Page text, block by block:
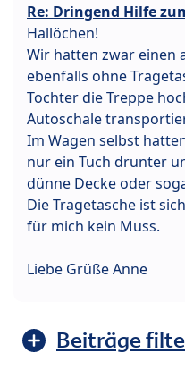
Re: Dringend Hilfe
Hallöchen!
Wir hatten zwar einen
ebenfalls ohne
Tochter die Treppe
Autoschale
Im Wagen selbst
nur ein Tuch drunter
dünne Decke oder
Die Tragetasche ist
für mich kein Muss.
Liebe Grüße Anne
Beiträge